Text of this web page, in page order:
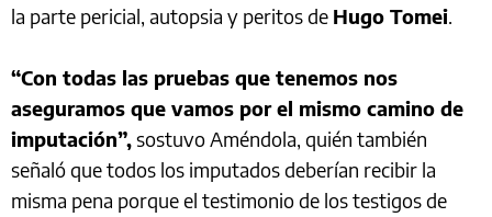
la parte pericial, autopsia y peritos de Hugo Tomei.
“Con todas las pruebas que tenemos nos
aseguramos que vamos por el mismo camino de
imputación”,sostuvo Améndola, quién también
señaló que todos los imputados deberían recibir la
misma pena porque el testimonio de los testigos de